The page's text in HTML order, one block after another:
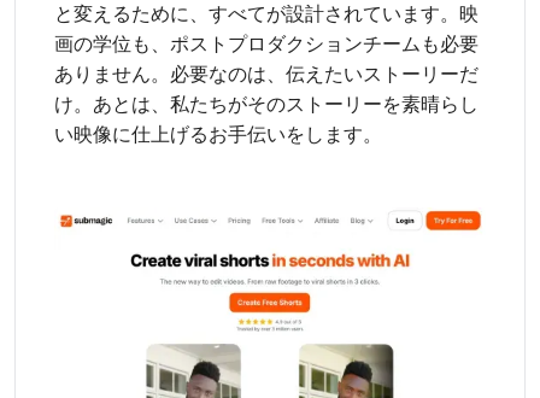
と変えるために、すべてが設計されています。映
画の学位も、ポストプロダクションチームも必要
ありません。必要なのは、伝えたいストーリーだ
け。あとは、私たちがそのストーリーを素晴らし
い映像に仕上げるお手伝いをします。